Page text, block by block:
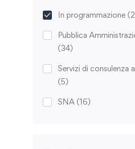
In programmazione
Pubblica
(34)
Servizi di consulenza
(5)
SNA (16)